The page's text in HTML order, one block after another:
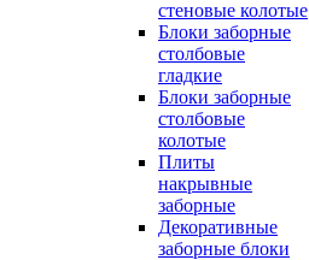
стеновые колотые
Блоки заборные
столбовые
гладкие
Блоки заборные
столбовые
колотые
Плиты
накрывные
заборные
Декоративные
заборные блоки